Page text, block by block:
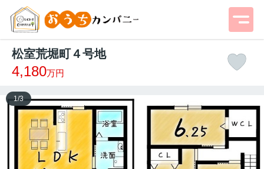
松室荒堀町４号地
4,180万円
1/3